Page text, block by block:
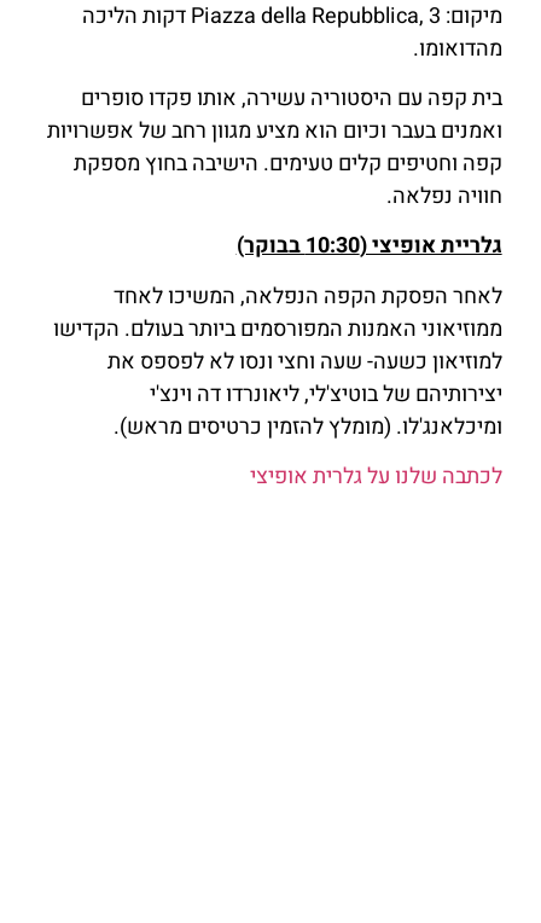
מיקום: Piazza della Repubblica, 3 דקות הליכה
מהדואומו.
בית קפה עם היסטוריה עשירה, אותו פקדו סופרים
ואמנים בעבר וכיום הוא מציע מגוון רחב של אפשרויות
קפה וחטיפים קלים טעימים. הישיבה בחוץ מספקת
חוויה נפלאה.
גלריית אופיצי (10:30 בבוקר)
לאחר הפסקת הקפה הנפלאה, המשיכו לאחד
ממוזיאוני האמנות המפורסמים ביותר בעולם. הקדישו
למוזיאון כשעה- שעה וחצי ונסו לא לפספס את
יצירותיהם של בוטיצ'לי, ליאונרדו דה וינצ'י
ומיכלאנג'לו. (מומלץ להזמין כרטיסים מראש).
לכתבה שלנו על גלרית אופיצי